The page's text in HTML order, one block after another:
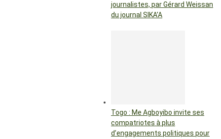
journalistes, par Gérard Weissan
du journal SIKA’A
Togo : Me Agboyibo invite ses
compatriotes à plus
d’engagements politiques pour